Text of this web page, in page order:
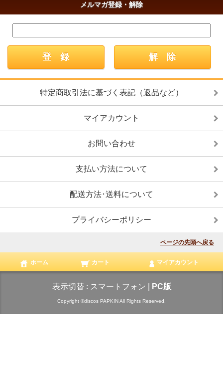
メルマガ登録・解除
特定商取引法に基づく表記（返品など）
マイアカウント
お問い合わせ
支払い方法について
配送方法･送料について
プライバシーポリシー
ページの先頭へ戻る
ホーム カート マイアカウント
表示切替 : スマートフォン PC版
Copyright ©discos PAPKIN All Rights Reserved.